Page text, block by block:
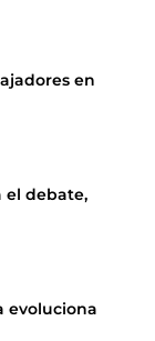
en
el debate,
evoluciona